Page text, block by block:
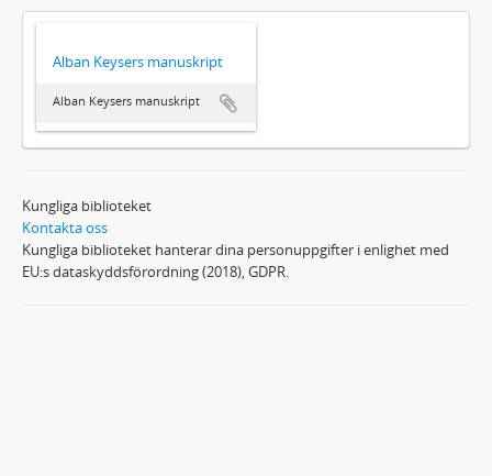
Alban Keysers manuskript
Alban Keysers manuskript
Kungliga biblioteket
Kontakta oss
Kungliga biblioteket hanterar dina personuppgifter i enlighet med
EU:s dataskyddsförordning (2018), GDPR.